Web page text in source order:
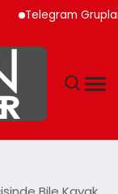
Telegram Grupları ile